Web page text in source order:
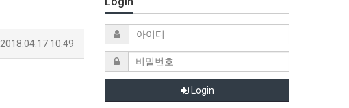
2018.04.17 10:49
Login